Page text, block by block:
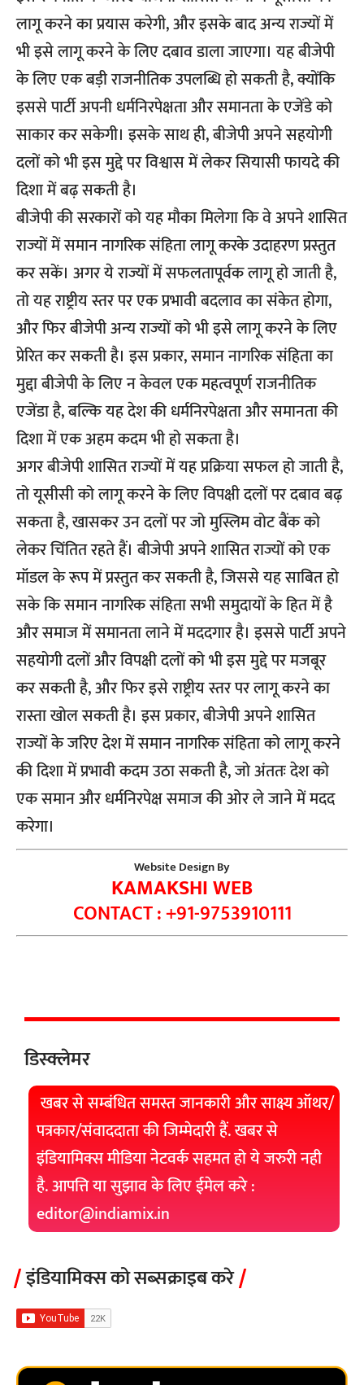
लागू करने का प्रयास करेगी, और इसके बाद अन्य राज्यों में
भी इसे लागू करने के लिए दबाव डाला जाएगा। यह बीजेपी
के लिए एक बड़ी राजनीतिक उपलब्धि हो सकती है, क्योंकि
इससे पार्टी अपनी धर्मनिरपेक्षता और समानता के एजेंडे को
साकार कर सकेगी। इसके साथ ही, बीजेपी अपने सहयोगी
दलों को भी इस मुद्दे पर विश्वास में लेकर सियासी फायदे की
दिशा में बढ़ सकती है।
बीजेपी की सरकारों को यह मौका मिलेगा कि वे अपने शासित
राज्यों मेंसमान नागरिक संहितालागू करके उदाहरण प्रस्तुत
कर सकें। अगर ये राज्यों में सफलतापूर्वक लागू हो जाती है,
तो यह राष्ट्रीय स्तर पर एक प्रभावी बदलाव का संकेत होगा,
और फिर बीजेपी अन्य राज्यों को भी इसे लागू करने के लिए
प्रेरित कर सकती है। इस प्रकार, समान नागरिक संहिता का
मुद्दा बीजेपी के लिए न केवल एक महत्वपूर्ण राजनीतिक
एजेंडा है, बल्कि यह देश की धर्मनिरपेक्षता और समानता की
दिशा में एक अहम कदम भी हो सकता है।
अगर बीजेपी शासित राज्यों में यह प्रक्रिया सफल हो जाती है,
तो यूसीसी को लागू करने के लिए विपक्षी दलों पर दबाव बढ़
सकता है, खासकर उन दलों पर जोमुस्लिम वोट बैंकको
लेकर चिंतित रहते हैं। बीजेपी अपने शासित राज्यों को एक
मॉडल के रूप में प्रस्तुत कर सकती है, जिससे यह साबित हो
सके कि समान नागरिक संहिता सभी समुदायों के हित में है
और समाज में समानता लाने में मददगार है। इससे पार्टी अपने
सहयोगी दलों और विपक्षी दलों को भी इस मुद्दे पर मजबूर
कर सकती है, और फिर इसे राष्ट्रीय स्तर पर लागू करने का
रास्ता खोल सकती है। इस प्रकार, बीजेपी अपने शासित
राज्यों के जरिए देश में समान नागरिक संहिता को लागू करने
की दिशा में प्रभावी कदम उठा सकती है, जो अंततः देश को
एक समान और धर्मनिरपेक्ष समाज की ओर ले जाने में मदद
करेगा।
Website Design By
KAMAKSHI WEB
CONTACT : +91-9753910111
डिस्क्लेमर
खबर से सम्बंधित समस्त जानकारी और साक्ष्य ऑथर/
पत्रकार/संवाददाता की जिम्मेदारी हैं. खबर से
इंडियामिक्स मीडिया नेटवर्क सहमत हो ये जरुरी नही
है. आपत्ति या सुझाव के लिए ईमेल करे :
editor@indiamix.in
इंडियामिक्स को सब्सक्राइब करे